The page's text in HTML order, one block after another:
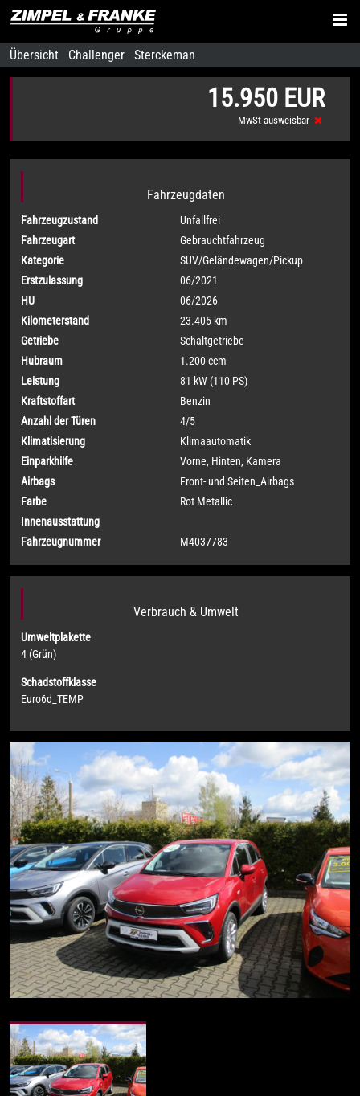
Übersicht Challenger Sterckeman
15.950 EUR
MwSt ausweisbar
Fahrzeugdaten
Fahrzeugzustand
Unfallfrei
Fahrzeugart
Gebrauchtfahrzeug
Kategorie
SUV/Geländewagen/Pickup
Erstzulassung
06/2021
HU
06/2026
Kilometerstand
23.405 km
Getriebe
Schaltgetriebe
Hubraum
1.200 ccm
Leistung
81 kW (110 PS)
Kraftstoffart
Benzin
Anzahl der Türen
4/5
Klimatisierung
Klimaautomatik
Einparkhilfe
Vorne, Hinten, Kamera
Airbags
Front- und Seiten_Airbags
Farbe
Rot Metallic
Innenausstattung
Fahrzeugnummer
M4037783
Verbrauch & Umwelt
Umweltplakette
4 (Grün)
Schadstoffklasse
Euro6d_TEMP